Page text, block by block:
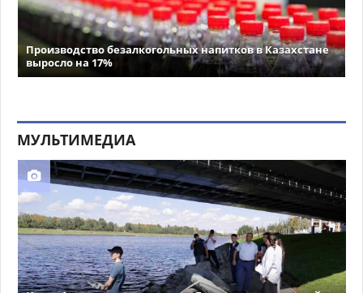
Производство безалкогольных напитков в Казахстане
выросло на 17%
МУЛЬТИМЕДИА